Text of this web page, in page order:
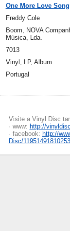
One More Love Song
Freddy Cole
Boom, NOVA
Música, Lda.
7013
Vinyl, LP, Album
Portugal
Visite a Vinyl Disc
· www: http://
· facebook: http://
Disc/